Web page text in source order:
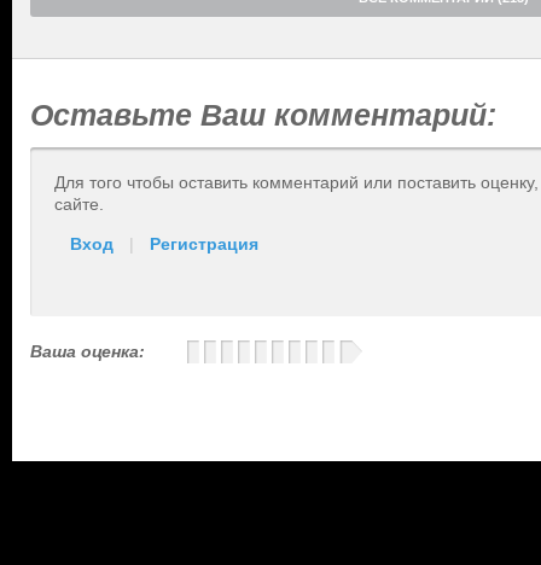
Оставьте Ваш комментарий:
Для того чтобы оставить комментарий или поставить
сайте.
Вход | Регистрация
Ваша оценка: